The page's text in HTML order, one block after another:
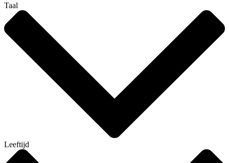
Taal
Leeftijd